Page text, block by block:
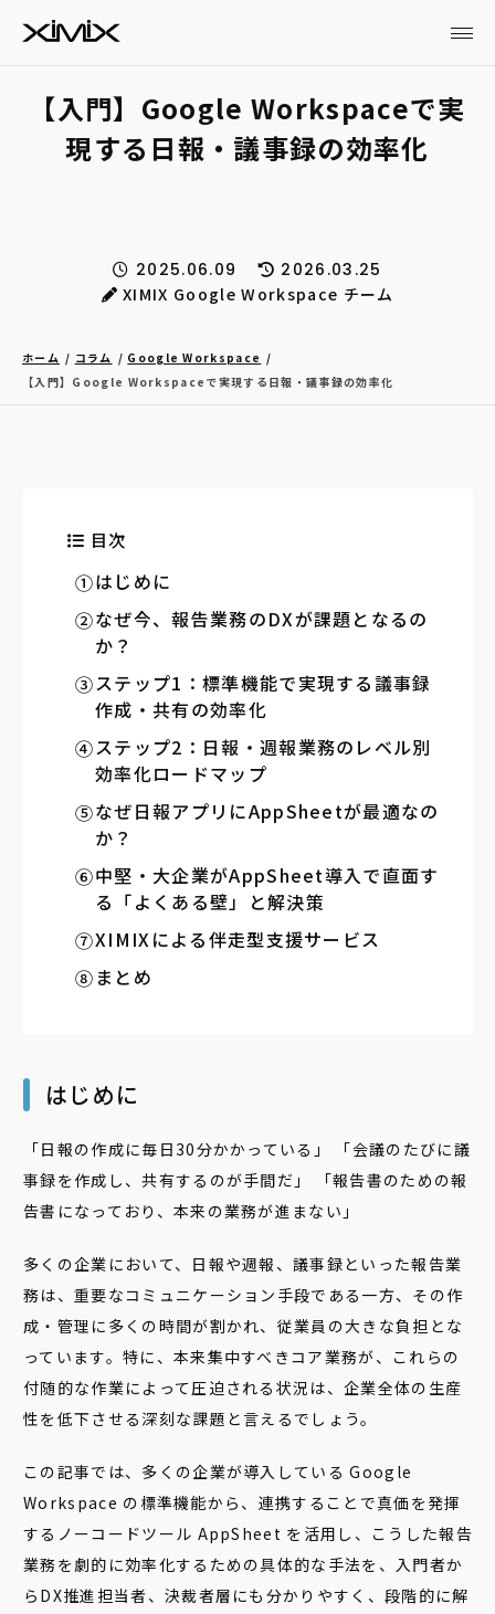
【入門】Google Workspaceで実
現する日報・議事録の効率化
2025.06.09
2026.03.25
XIMIX Google Workspace チーム
ホーム コラム
Google Workspace
【入門】Google Workspaceで実現する日報・議事録の効率化
目次
はじめに
なぜ今、報告業務のDXが課題となるの
か？
ステップ1：標準機能で実現する議事録
作成・共有の効率化
ステップ2：日報・週報業務のレベル別
効率化ロードマップ
なぜ日報アプリにAppSheetが最適なの
か？
中堅・大企業がAppSheet導入で直面す
る「よくある壁」と解決策
XIMIXによる伴走型支援サービス
まとめ
はじめに
「日報の作成に毎日30分かかっている」 「会議のたびに議
事録を作成し、共有するのが手間だ」 「報告書のための報
告書になっており、本来の業務が進まない」
多くの企業において、日報や週報、議事録といった報告業
務は、重要なコミュニケーション手段である一方、その作
成・管理に多くの時間が割かれ、従業員の大きな負担とな
っています。特に、本来集中すべきコア業務が、これらの
付随的な作業によって圧迫される状況は、企業全体の生産
性を低下させる深刻な課題と言えるでしょう。
この記事では、多くの企業が導入している Google
Workspace の標準機能から、連携することで真価を発揮
するノーコードツール AppSheet を活用し、こうした報告
業務を劇的に効率化するための具体的な手法を、入門者か
らDX推進担当者、決裁者層にも分かりやすく、段階的に解